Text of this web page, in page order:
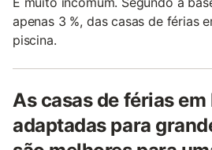
apenas 3 %, das casas de férias
piscina.
As casas de férias
adaptadas para